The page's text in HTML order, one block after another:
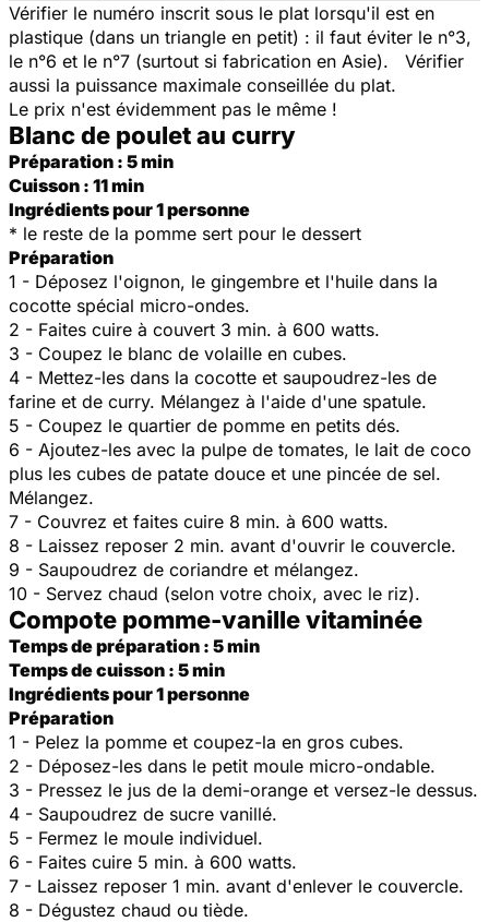
Vérifier le numéro inscrit sous le plat lorsqu'il est en
plastique (dans un triangle en petit) : il faut éviter le n°3,
le n°6 et le n°7 (surtout si fabrication en Asie). Vérifier
aussi la puissance maximale conseillée du plat.
Le prix n'est évidemment pas le même !
Blanc de poulet au curry
Préparation : 5 min
Cuisson : 11 min
Ingrédients pour 1 personne
* le reste de la pomme sert pour le dessert
Préparation
1 - Déposez l'oignon, le gingembre et l'huile dans la
cocotte spécial micro-ondes.
2 - Faites cuire à couvert 3 min. à 600 watts.
3 - Coupez le blanc de volaille en cubes.
4 - Mettez-les dans la cocotte et saupoudrez-les de
farine et de curry. Mélangez à l'aide d'une spatule.
5 - Coupez le quartier de pomme en petits dés.
6 - Ajoutez-les avec la pulpe de tomates, le lait de coco
plus les cubes de patate douce et une pincée de sel.
Mélangez.
7 - Couvrez et faites cuire 8 min. à 600 watts.
8 - Laissez reposer 2 min. avant d'ouvrir le couvercle.
9 - Saupoudrez de coriandre et mélangez.
10 - Servez chaud (selon votre choix, avec le riz).
Compote pomme-vanille vitaminée
Temps de préparation : 5 min
Temps de cuisson : 5 min
Ingrédients pour 1 personne
Préparation
1 - Pelez la pomme et coupez-la en gros cubes.
2 - Déposez-les dans le petit moule micro-ondable.
3 - Pressez le jus de la demi-orange et versez-le dessus.
4 - Saupoudrez de sucre vanillé.
5 - Fermez le moule individuel.
6 - Faites cuire 5 min. à 600 watts.
7 - Laissez reposer 1 min. avant d'enlever le couvercle.
8 - Dégustez chaud ou tiède.